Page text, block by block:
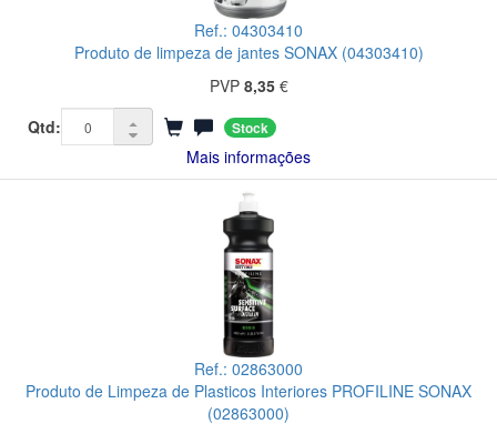
Ref.: 04303410
Produto de limpeza de jantes SONAX (04303410)
PVP 8,35€
Qtd:
Stock
Mais informações
Ref.: 02863000
Produto de Limpeza de Plasticos Interiores PROFILINE SONAX
(02863000)